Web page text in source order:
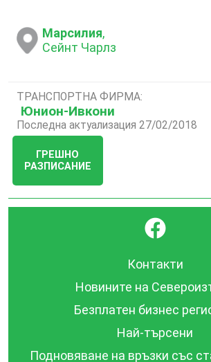
Марсилия,
Сейнт Чарлз
ТРАНСПОРТНА ФИРМА:
Юнион-Ивкони
Последна актуализация 27/02/2018
ГРЕШНО
РАЗПИСАНИЕ
}
Контакти
Новините на
Безплатен бизнес
Най-търсени
Подновяване на връзки със